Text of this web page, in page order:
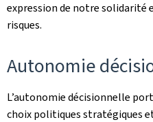
expression de notre solidarité
risques.
Autonomie
L’autonomie décisionnelle
choix politiques stratégiques